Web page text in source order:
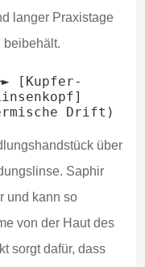
langer Praxistage
beibehält.
[Kupfer-
über
Saphir
und kann so
von der Haut des
sorgt dafür, dass